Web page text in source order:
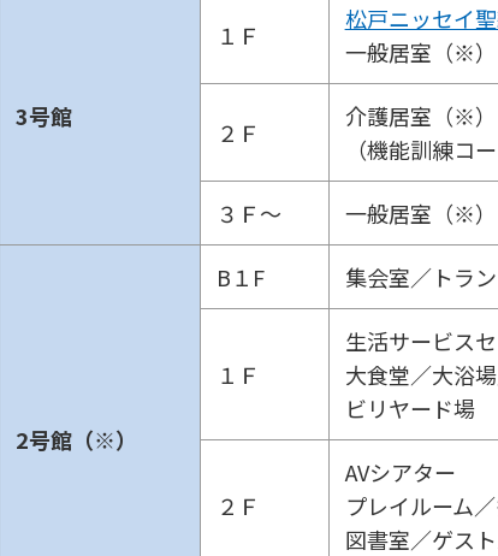
3号館
１Ｆ
松戸ニッセイ
一般居室 （※）
２Ｆ
介護居室（※）
（機能訓練コ
３Ｆ～ 一般居室（※）
2号館（※）
B１F 集会室／トラ
１Ｆ
生活サービス
大食堂／大浴
ビリヤード場
２Ｆ
AVシアター
プレイルーム
図書室／ゲス